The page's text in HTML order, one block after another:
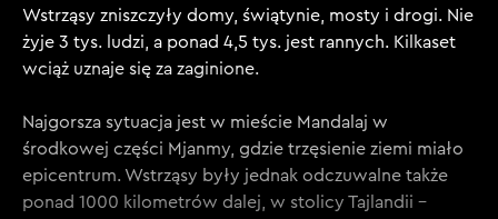
Wstrząsy zniszczyły domy, świątynie, mosty i drogi. Nie
żyje 3 tys. ludzi, a ponad 4,5 tys. jest rannych. Kilkaset
wciąż uznaje się za zaginione.
Najgorsza sytuacja jest w mieście Mandalaj w
środkowej części Mjanmy, gdzie trzęsienie ziemi miało
epicentrum. Wstrząsy były jednak odczuwalne także
ponad 1000 kilometrów dalej, w stolicy Tajlandii –